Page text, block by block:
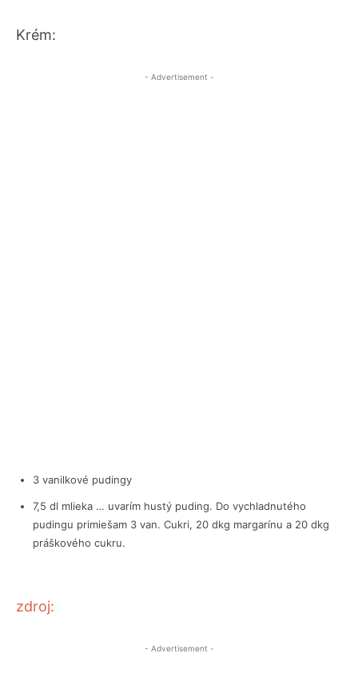
Krém:
- Advertisement -
3 vanilkové pudingy
7,5 dl mlieka … uvarím hustý puding. Do vychladnutého
pudingu primiešam 3 van. Cukri, 20 dkg margarínu a 20 dkg
práškového cukru.
zdroj:
- Advertisement -